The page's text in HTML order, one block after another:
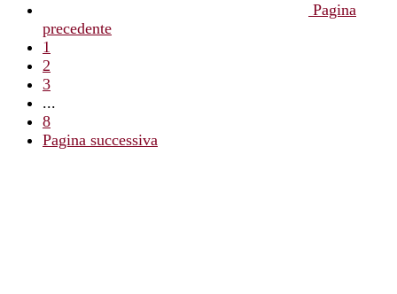
Pagina
precedente
1
2
3
...
8
Pagina successiva